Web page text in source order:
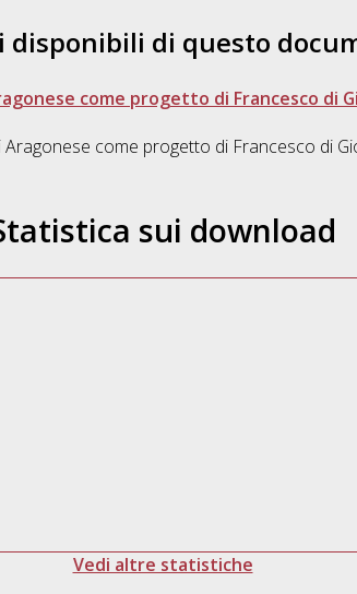
disponibili di questo
come progetto di Francesco di
come progetto di Francesco di
sui download
Vedi altre statistiche